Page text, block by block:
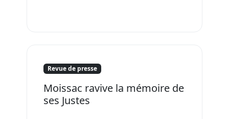
Revue de presse
Moissac ravive la mémoire de
ses Justes